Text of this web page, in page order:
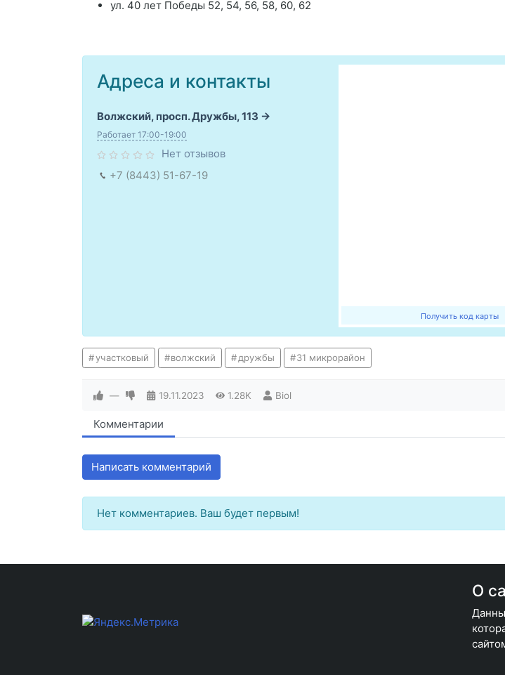
ул. 40 лет Победы 52, 54, 56, 58, 60, 62
Получить код карты
Адреса и контакты
Волжский, просп. Дружбы, 113
Работает 17:00-19:00
Нет отзывов
+7 (8443) 51-67-19
участковый волжский дружбы 31 микрорайон
— 19.11.2023 1.28K Biol
Комментарии
Написать комментарий
Нет комментариев. Ваш будет первым!
О